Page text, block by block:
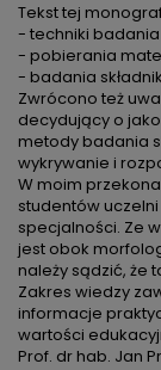
Tekst tej
- techniki
- pobierania
- badania
Zwrócono też
decydujący o
metody badania
wykrywanie i
W moim
studentów
specjalności. Ze
jest obok
należy sądzić, że
Zakres wiedzy
informacje
wartości
Prof. dr hab. Jan